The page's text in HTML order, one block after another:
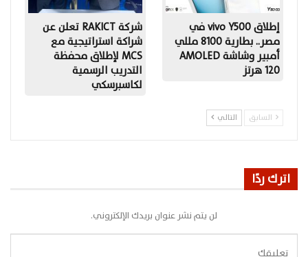
إطلاق vivo Y500 في
مصر.. بطارية 8100 مللي
أمبير وشاشة AMOLED
120 هرتز
شركة RAKICT تعلن عن
شراكة استراتيجية مع
MCS لإطلاق محفظة
التدريب الرسمية
لكاسبرسكي
السابق التالي
اترك ردًا
لن يتم نشر عنوان بريدك الإلكتروني.